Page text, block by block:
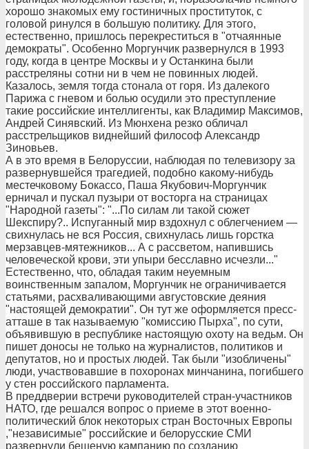
хорошо знакомых ему гостиничных проституток, с
головой ринулся в большую политику. Для этого,
естественно, пришлось перекреститься в "отчаянные
демократы". Особенно Моргунчик развернулся в 1993
году, когда в центре Москвы и у Останкина были
расстреляны сотни ни в чем не повинных людей.
Казалось, земля тогда стонала от горя. Из далекого
Парижа с гневом и болью осудили это преступление
такие российские интеллигенты, как Владимир Максимов,
Андрей Синявский. Из Мюнхена резко обличал
расстрельщиков виднейший философ Александр
Зиновьев.
А в это время в Белоруссии, наблюдая по телевизору за
развернувшейся трагедией, подобно какому-нибудь
местечковому Бокассо, Паша Якубович-Моргунчик
ерничал и пускал пузыри от восторга на страницах
"Народной газеты": "...По силам ли такой сюжет
Шекспиру?.. Испуганный мир вздохнул с облегчением —
свихнулась не вся Россия, свихнулась лишь горстка
мерзавцев-мятежников... А с рассветом, напившись
человеческой крови, эти упыри бесславно исчезли..."
Естественно, что, обладая таким неуемным
воинственным запалом, Моргунчик не ограничивается
статьями, расхваливающими августовские деяния
"настоящей демократии". Он тут же оформляется пресс-
атташе в так называемую "комиссию Пырха", по сути,
объявившую в республике настоящую охоту на ведьм. Он
пишет доносы не только на журналистов, политиков и
депутатов, но и простых людей. Так были "изобличены"
люди, участвовавшие в похоронах минчанина, погибшего
у стен российского парламента.
В преддверии встречи руководителей стран-участников
НАТО, где решался вопрос о приеме в этот военно-
политический блок некоторых стран Восточных Европы
,"независимые" российские и белорусские СМИ
развернули бешеную кампанию по созданию